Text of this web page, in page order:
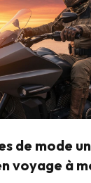
de mode
voyage à